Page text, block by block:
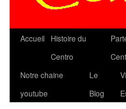
Accueil
Histoire du
Centro
Notre chaine
youtube
Le
Blog